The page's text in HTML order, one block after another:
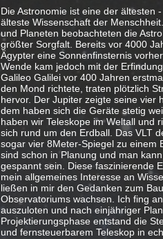
Die Astronomie ist eine der ältesten
älteste Wissenschaft der
und Planeten beobachteten die
größter Sorgfalt. Bereits vor 4000
Ägypter eine Sonnenfinsternis
Wende kam jedoch mit der
Galileo Galilei vor 400 Jahren
den Mond richtete, traten plötzlich
hervor. Der Jupiter zeigte seine vier
dem haben sich die Geräte stetig
haben wir Teleskope im Weltall und
sich rund um den Erdball. Das VLT
sogar vier 8Meter-Spiegel zu einem
sind schon in Planung und man
gespannt sein. Diese faszinierende
mein allgemeines Interesse an
ließen in mir den Gedanken zum
Observatoriums wachsen. Ich fing
auszuloten und nach einjähriger
Projektierungsphase entstand die
und fernsteuerbarem Teleskop in